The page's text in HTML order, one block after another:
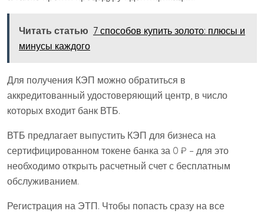
Читать статью 7 способов купить золото: плюсы и
минусы каждого
Для получения КЭП можно обратиться в
аккредитованный удостоверяющий центр, в число
которых входит банк ВТБ.
ВТБ предлагает выпустить КЭП для бизнеса на
сертифицированном токене банка за 0 ₽ – для это
необходимо открыть расчетный счет с бесплатным
обслуживанием.
Регистрация на ЭТП. Чтобы попасть сразу на все